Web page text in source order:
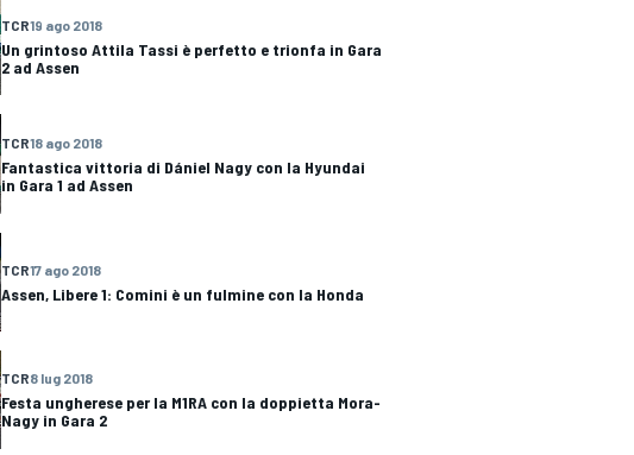
TCR19 ago 2018
Un grintoso Attila Tassi è perfetto e trionfa in Gara
2 ad Assen
TCR18 ago 2018
Fantastica vittoria di Dániel Nagy con la Hyundai
in Gara 1 ad Assen
TCR17 ago 2018
Assen, Libere 1: Comini è un fulmine con la Honda
TCR8 lug 2018
Festa ungherese per la M1RA con la doppietta Mora-
Nagy in Gara 2